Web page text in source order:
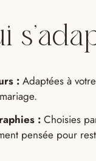
: Adaptées à
:Choisies
pensée pour